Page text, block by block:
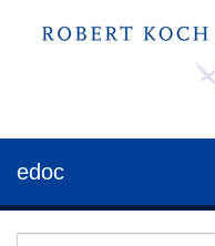
edoc